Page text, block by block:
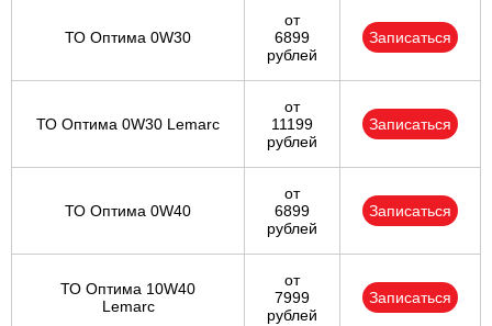
ТО Оптима 0W30
от
6899
рублей
Записаться
ТО Оптима 0W30 Lemarc
от
11199
рублей
Записаться
ТО Оптима 0W40
от
6899
рублей
Записаться
ТО Оптима 10W40
Lemarc
от
7999
рублей
Записаться